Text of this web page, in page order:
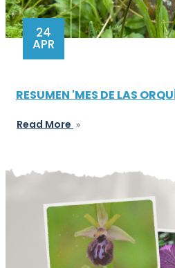
24
APR
RESUMEN 'MES DE LAS
Read More